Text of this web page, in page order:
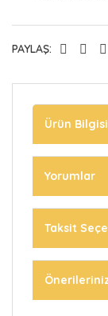
PAYLAŞ:
Ürün Bilgisi
Yorumlar
Taksit